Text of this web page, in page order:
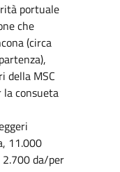
portuale
che
(circa
della MSC
consueta
11.000
da/per